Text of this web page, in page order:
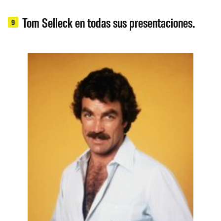
9 Tom Selleck en todas sus presentaciones.